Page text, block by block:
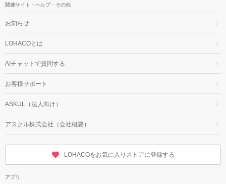
関連サイト・ヘルプ・その他
お知らせ
LOHACOとは
AIチャットで質問する
お客様サポート
ASKUL（法人向け）
アスクル株式会社（会社概要）
LOHACOをお気に入りストアに登録する
アプリ